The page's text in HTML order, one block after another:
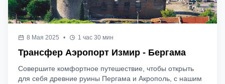
8 Мая 2025 • 1 час 30 мин
Трансфер Аэропорт Измир - Бергама
Совершите комфортное путешествие, чтобы открыть
для себя древние руины Пергама и Акрополь, с нашим